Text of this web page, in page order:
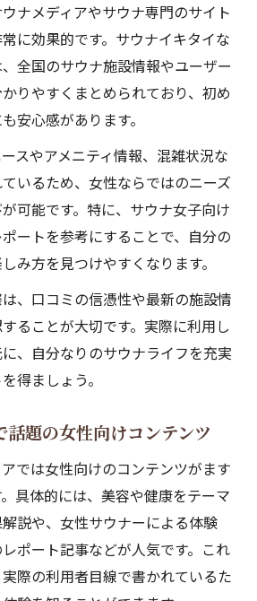
ナメディアやサウナ専門のサイト
に効果的です。サウナイキタイな
全国のサウナ施設情報やユーザー
りやすくまとめられており、初め
安心感があります。
スやアメニティ情報、混雑状況な
いるため、女性ならではのニーズ
可能です。特に、サウナ女子向け
ートを参考にすることで、自分の
み方を見つけやすくなります。
、口コミの信憑性や最新の施設情
ることが大切です。実際に利用し
、自分なりのサウナライフを充実
得ましょう。
話題の女性向けコンテンツ
では女性向けのコンテンツがます
具体的には、美容や健康をテーマ
説や、女性サウナーによる体験
ポート記事などが人気です。これ
際の利用者目線で書かれているた